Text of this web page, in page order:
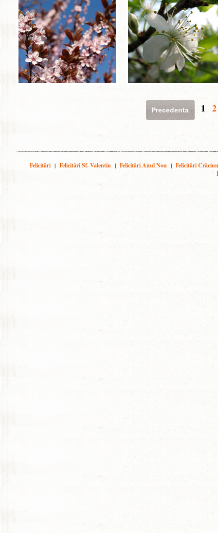
Precedenta 1 2
Felicitări | Felicitări Sf. Valentin | Felicitări Anul Nou | Felicitări